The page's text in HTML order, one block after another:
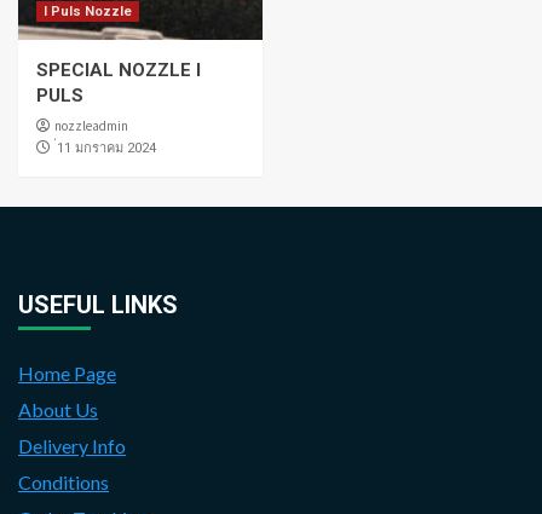
I Puls Nozzle
SPECIAL NOZZLE I
PULS
nozzleadmin
่11 มกราคม 2024
USEFUL LINKS
Home Page
About Us
Delivery Info
Conditions